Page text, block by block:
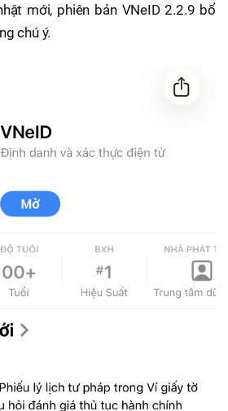
mới, phiên bản VNeID 2.2.9 bổ
chú ý.